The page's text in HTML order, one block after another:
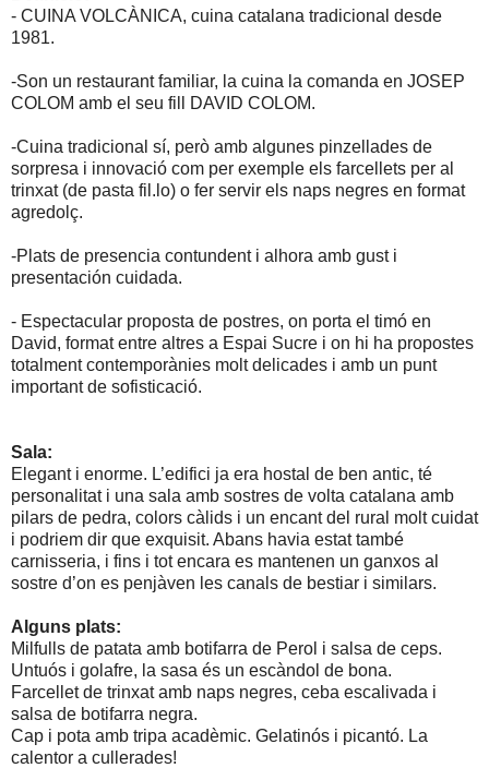
- CUINA VOLCÀNICA, cuina catalana tradicional desde
1981.
-Son un restaurant familiar, la cuina la comanda en JOSEP
COLOM amb el seu fill DAVID COLOM.
-Cuina tradicional sí, però amb algunes pinzellades de
sorpresa i innovació com per exemple els farcellets per al
trinxat (de pasta fil.lo) o fer servir els naps negres en format
agredolç.
-Plats de presencia contundent i alhora amb gust i
presentación cuidada.
- Espectacular proposta de postres, on porta el timó en
David, format entre altres a Espai Sucre i on hi ha propostes
totalment contemporànies molt delicades i amb un punt
important de sofisticació.
Sala:
Elegant i enorme. L’edifici ja era hostal de ben antic, té
personalitat i una sala amb sostres de volta catalana amb
pilars de pedra, colors càlids i un encant del rural molt cuidat
i podriem dir que exquisit. Abans havia estat també
carnisseria, i fins i tot encara es mantenen un ganxos al
sostre d’on es penjàven les canals de bestiar i similars.
Alguns plats:
Milfulls de patata amb botifarra de Perol i salsa de ceps.
Untuós i golafre, la sasa és un escàndol de bona.
Farcellet de trinxat amb naps negres, ceba escalivada i
salsa de botifarra negra.
Cap i pota amb tripa acadèmic. Gelatinós i picantó. La
calentor a cullerades!